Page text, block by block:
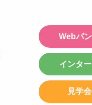
Webパ
インタ
見学